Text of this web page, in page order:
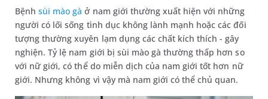
Bệnhsùi mào gà ở nam giới thường xuất hiện với những
người có lối sống tình dục không lành mạnh hoặc các đối
tượng thường xuyên lạm dụng các chất kích thích - gây
nghiện. Tỷ lệ nam giới bị sùi mào gà thường thấp hơn so
với nữ giới, có thể do miễn dịch của nam giới tốt hơn nữ
giới. Nhưng không vì vậy mà nam giới có thể chủ quan.